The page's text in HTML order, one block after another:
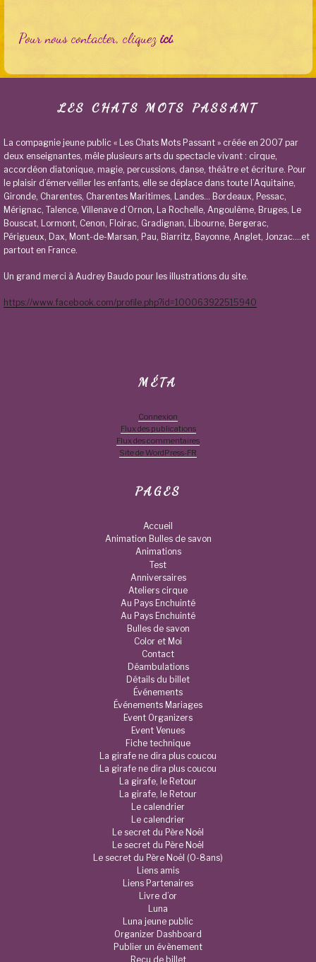
Pour nous contacter, cliquezici.
LES CHATS MOTS PASSANT
La compagnie jeune public « Les Chats Mots Passant » créée en 2007 par
deux enseignantes, mêle plusieurs arts du spectacle vivant : cirque,
accordéon diatonique, magie, percussions, danse, théâtre et écriture. Pour
le plaisir d’émerveiller les enfants, elle se déplace dans toute l’Aquitaine,
Gironde, Charentes, Charentes Maritimes, Landes… Bordeaux, Pessac,
Mérignac, Talence, Villenave d’Ornon, La Rochelle, Angoulême, Bruges, Le
Bouscat, Lormont, Cenon, Floirac, Gradignan, Libourne, Bergerac,
Périgueux, Dax, Mont-de-Marsan, Pau, Biarritz, Bayonne, Anglet, Jonzac….et
partout en France.
Un grand merci à Audrey Baudo pour les illustrations du site.
https://www.facebook.com/profile.php?id=100063922515940
MÉTA
Connexion
Flux des publications
Flux des commentaires
Site de WordPress-FR
PAGES
Accueil
Animation Bulles de savon
Animations
Test
Anniversaires
Ateliers cirque
Au Pays Enchuinté
Au Pays Enchuinté
Bulles de savon
Color et Moi
Contact
Déambulations
Détails du billet
Événements
Événements Mariages
Event Organizers
Event Venues
Fiche technique
La girafe ne dira plus coucou
La girafe ne dira plus coucou
La girafe, le Retour
La girafe, le Retour
Le calendrier
Le calendrier
Le secret du Père Noël
Le secret du Père Noël
Le secret du Père Noël (0-8ans)
Liens amis
Liens Partenaires
Livre d’or
Luna
Luna jeune public
Organizer Dashboard
Publier un évènement
Reçu de billet